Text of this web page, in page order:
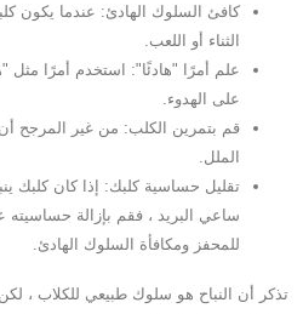
كافئ السلوك الهادئ: عندما يكون
الثناء أو اللعب.
علم أمرًا "هادئًا": استخدم أمرًا
على الهدوء.
قم بتمرين الكلب: من غير المرجح
الملل.
تقليل حساسية كلبك: إذا كان كلبك
ساعي البريد ، فقم بإزالة
للمحفز ومكافأة السلوك الهادئ.
تذكر أن النباح هو سلوك طبيعي للكلاب ،